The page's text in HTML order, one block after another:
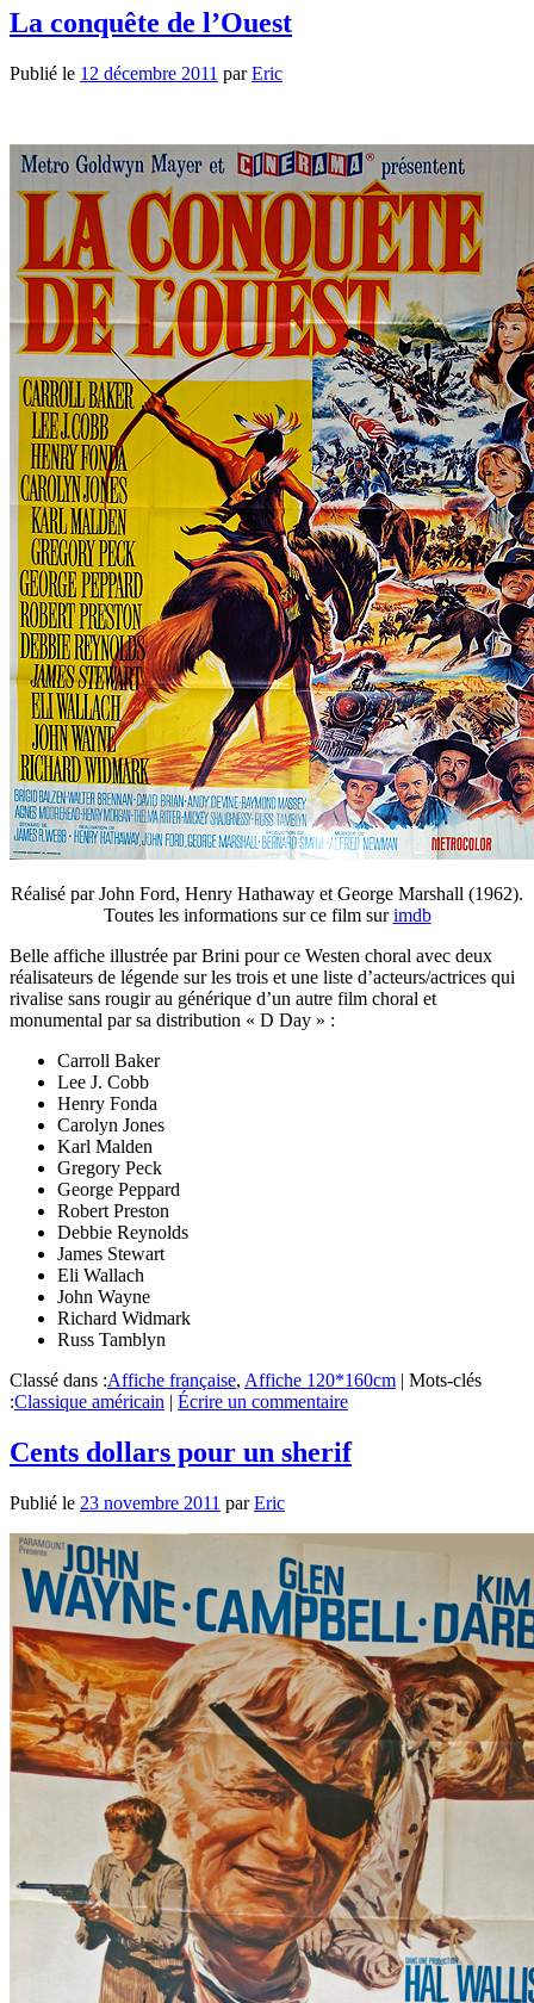
La conquête de l’Ouest
Publié le 12 décembre 2011 parEric
Réalisé par John Ford, Henry Hathaway et George Marshall (1962).
Toutes les informations sur ce film surimdb
Belle affiche illustrée par Brini pour ce Westen choral avec deux
réalisateurs de légende sur les trois et une liste d’acteurs/actrices qui
rivalise sans rougir au générique d’un autre film choral et
monumental par sa distribution « D Day » :
Carroll Baker
Lee J. Cobb
Henry Fonda
Carolyn Jones
Karl Malden
Gregory Peck
George Peppard
Robert Preston
Debbie Reynolds
James Stewart
Eli Wallach
John Wayne
Richard Widmark
Russ Tamblyn
Classé dans :Affiche française, Affiche 120*160cm | Mots-clés
:Classique américain | Écrire un commentaire
Cents dollars pour un sherif
Publié le 23 novembre 2011 parEric